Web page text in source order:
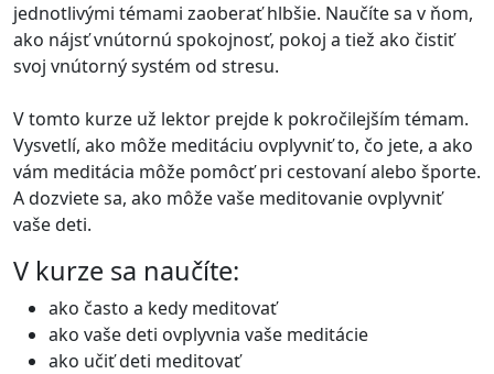
jednotlivými témami zaoberať hlbšie. Naučíte sa v ňom,
ako nájsť vnútornú spokojnosť, pokoj a tiež ako čistiť
svoj vnútorný systém od stresu.
V tomto kurze už lektor prejde k pokročilejším témam.
Vysvetlí, ako môže meditáciu ovplyvniť to, čo jete, a ako
vám meditácia môže pomôcť pri cestovaní alebo športe.
A dozviete sa, ako môže vaše meditovanie ovplyvniť
vaše deti.
V kurze sa naučíte:
ako často a kedy meditovať
ako vaše deti ovplyvnia vaše meditácie
ako učiť deti meditovať